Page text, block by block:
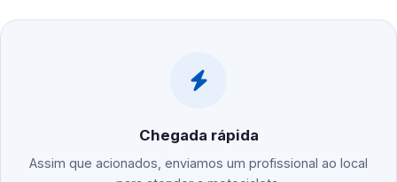
Chegada rápida
Assim que acionados, enviamos um profissional ao local